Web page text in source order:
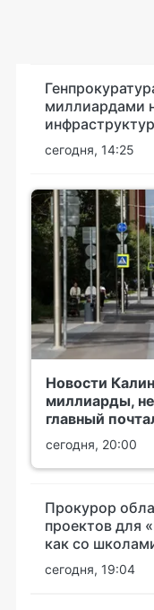
миллиардами
сегодня, 14:25
Новости
миллиарды,
главный
сегодня, 20:00
Прокурор
проектов для
как со
сегодня, 19:04